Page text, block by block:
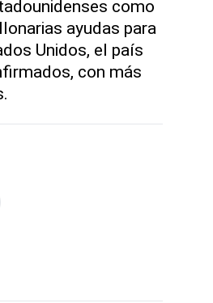
como
ayudas para
Unidos, el país
con más